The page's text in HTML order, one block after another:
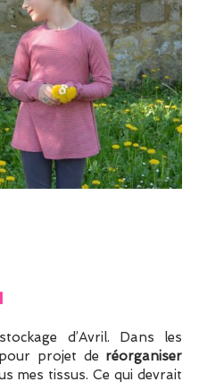
d’Avril. Dans les
projet de réorganiser
mes tissus. Ce qui devrait